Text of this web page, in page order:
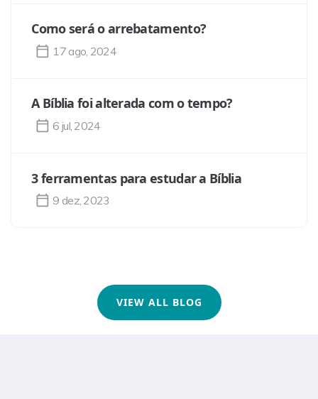
Como será o arrebatamento?
17 ago, 2024
A Bíblia foi alterada com o tempo?
6 jul, 2024
3 ferramentas para estudar a Bíblia
9 dez, 2023
VIEW ALL BLOG